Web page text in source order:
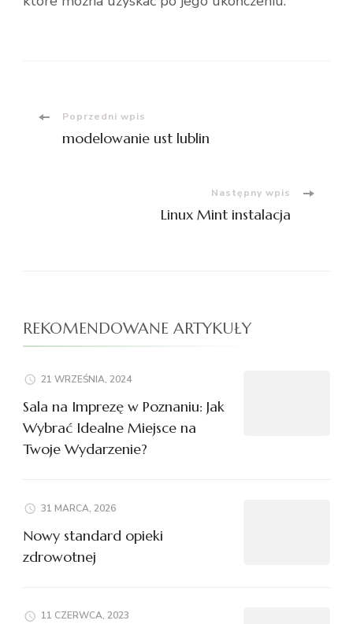
Nawigacja
Poprzedni wpis
modelowanie ust lublin
Następny wpis
Linux Mint instalacja
REKOMENDOWANE ARTYKUŁY
21 WRZEŚNIA, 2024
Sala na Imprezę w Poznaniu: Jak
Wybrać Idealne Miejsce na
Twoje Wydarzenie?
31 MARCA, 2026
Nowy standard opieki
zdrowotnej
11 CZERWCA, 2023